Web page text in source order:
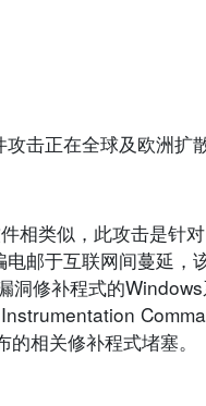
击正在全球及欧洲扩
相类似，此攻击是针
电邮于互联网间蔓延
洞修补程式的
相关修补程式堵塞。